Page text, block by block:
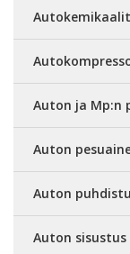
Autokemikaalit
Auton ja Mp:n
Auton
Auton
Auton sisustus